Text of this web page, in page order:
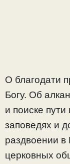
О благодати
Богу. Об
и поиске
заповедях и
раздвоении в
церковных